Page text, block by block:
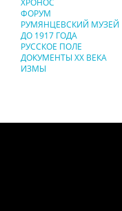
ФОРУМ
РУМЯНЦЕВСКИЙ МУЗЕЙ
ДО 1917 ГОДА
РУССКОЕ ПОЛЕ
ДОКУМЕНТЫ XX ВЕКА
ИЗМЫ